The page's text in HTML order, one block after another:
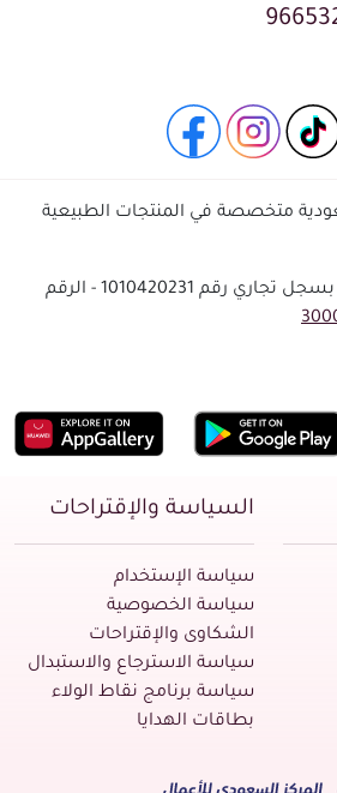
متخصصة في المنتجات الطبيعية
مصرحة من وزارة التجارة بسجل تجاري رقم 1010420231 - الرقم
السياسة والإقتراحات
سياسة الإستخدام
سياسة الخصوصية
الشكاوى والإقتراحات
سياسة الاسترجاع والاستبدال
سياسة برنامج نقاط الولاء
بطاقات الهدايا